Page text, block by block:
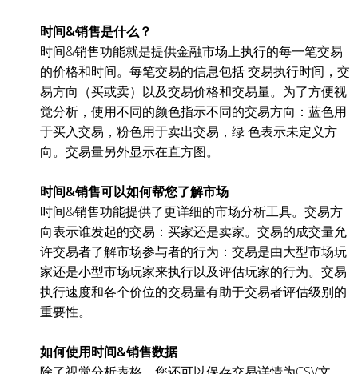
时间&销售是什么？
时间&销售功能就是提供金融市场上执行的每一笔交易
的价格和时间。每笔交易的信息包括 交易执行时间，交
易方向（买或卖）以及交易价格和交易量。为了方便视
觉分析，使用不同的颜色指示不同的交易方向：蓝色用
于买入交易，粉色用于卖出交易，绿 色表示未定义方
向。交易量另外显示在直方图。
时间&销售可以如何帮您了解市场
时间&销售功能提供了更详细的市场分析工具。交易方
向表示谁发起的交易：买家还是卖家。交易的成交量允
许交易者了解市场参与者的行为：交易是由大型市场玩
家还是小型市场玩家来执行以及评估玩家的行为。交易
执行速度和各个价位的交易量有助于交易者评估级别的
重要性。
如何使用时间&销售数据